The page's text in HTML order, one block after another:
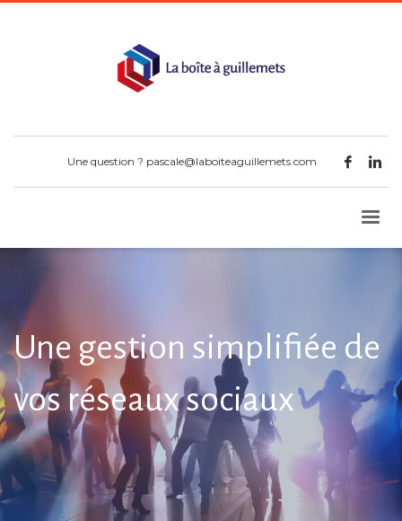
Une question ? pascale@laboiteaguillemets.com
Une gestion simplifiée de
vos réseaux sociaux